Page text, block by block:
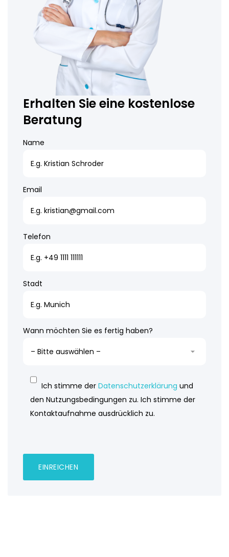
Erhalten Sie eine kostenlose
Beratung
Name
Email
Telefon
Stadt
Wann möchten Sie es fertig haben?
Ich stimme der Datenschutzerklärung und
den Nutzungsbedingungen zu. Ich stimme der
Kontaktaufnahme ausdrücklich zu.